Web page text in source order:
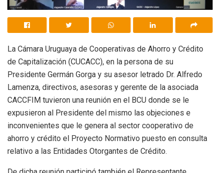
La Cámara Uruguaya de Cooperativas de Ahorro y Crédito
de Capitalización (CUCACC), en la persona de su
Presidente Germán Gorga y su asesor letrado Dr. Alfredo
Lamenza, directivos, asesoras y gerente de la asociada
CACCFIM tuvieron una reunión en el BCU donde se le
expusieron al Presidente del mismo las objeciones e
inconvenientes que le genera al sector cooperativo de
ahorro y crédito el Proyecto Normativo puesto en consulta
relativo a las Entidades Otorgantes de Crédito.